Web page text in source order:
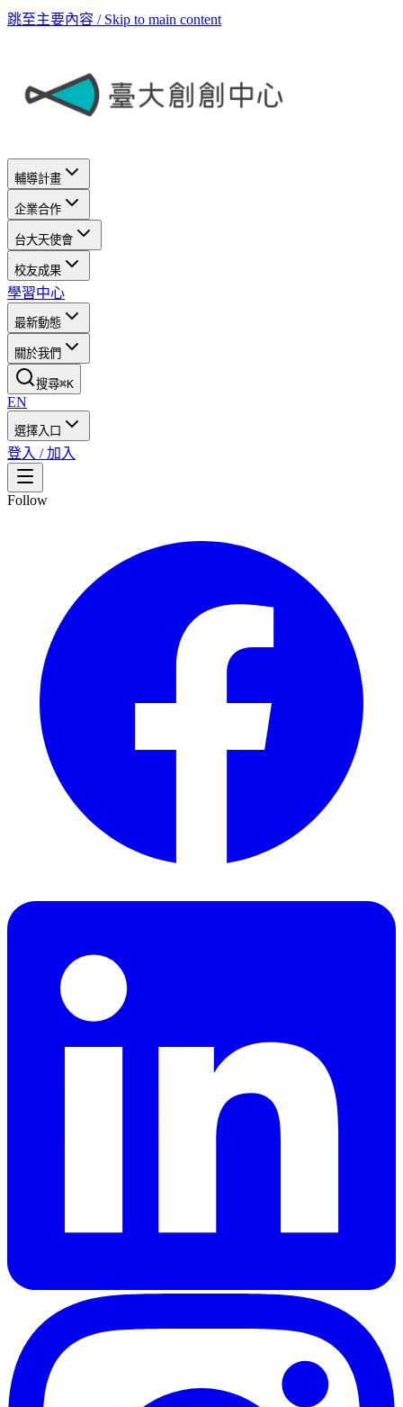
跳至主要內容 / Skip to main content
輔導計畫
企業合作
台大天使會
校友成果
學習中心
最新動態
關於我們
搜尋⌘K
EN
選擇入口
登入 / 加入
Follow